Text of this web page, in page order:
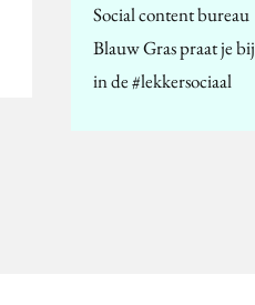
Social content bureau
Blauw Gras praat je bij
in de #lekkersociaal